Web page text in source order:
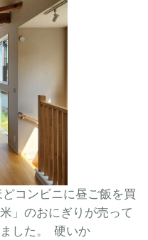
コンビニに昼ご飯を買
」のおにぎりが売って
した。 硬いか